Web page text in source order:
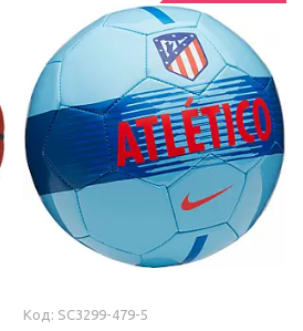
SC3299-479-5